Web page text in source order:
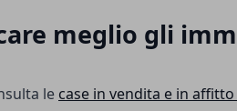
meglio gli
le case in vendita e in